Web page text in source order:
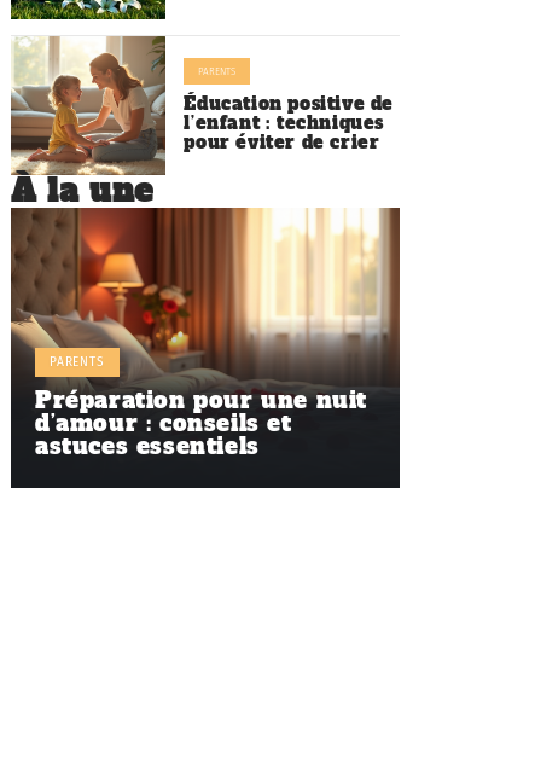
PARENTS
Éducation positive de
l’enfant : techniques
pour éviter de crier
À la une
PARENTS
Préparation pour une nuit
d’amour : conseils et
astuces essentiels